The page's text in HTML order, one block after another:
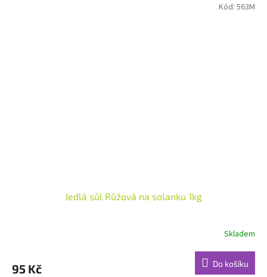
Jedlá sůl Růžová na solanku 1kg
Skladem
95 Kč Do košíku
Kód: 563M